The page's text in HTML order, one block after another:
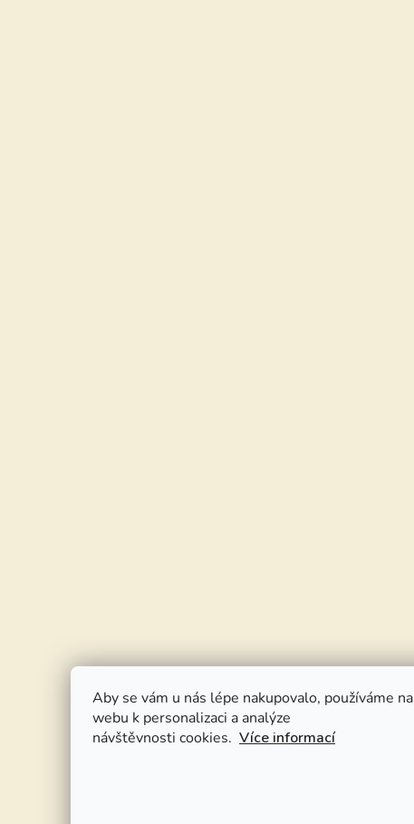
Aby se vám u nás lépe nakupovalo, používáme na
webu k personalizaci a analýze
návštěvnosti cookies. Více informací